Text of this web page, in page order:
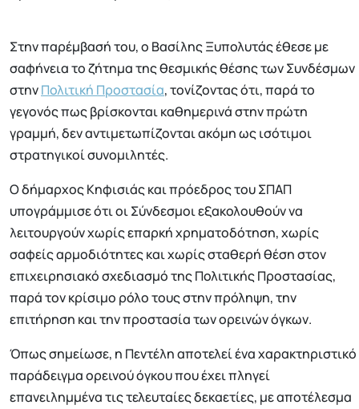
Στην παρέμβασή του, ο Βασίλης Ξυπολυτάς έθεσε με
σαφήνεια το ζήτημα της θεσμικής θέσης των Συνδέσμων
στηνΠολιτική Προστασία, τονίζοντας ότι, παρά το
γεγονός πως βρίσκονται καθημερινά στην πρώτη
γραμμή, δεν αντιμετωπίζονται ακόμη ως ισότιμοι
στρατηγικοί συνομιλητές.
Ο δήμαρχος Κηφισιάς και πρόεδρος του ΣΠΑΠ
υπογράμμισε ότι οι Σύνδεσμοι εξακολουθούν να
λειτουργούν χωρίς επαρκή χρηματοδότηση, χωρίς
σαφείς αρμοδιότητες και χωρίς σταθερή θέση στον
επιχειρησιακό σχεδιασμό της Πολιτικής Προστασίας,
παρά τον κρίσιμο ρόλο τους στην πρόληψη, την
επιτήρηση και την προστασία των ορεινών όγκων.
Όπως σημείωσε, η Πεντέλη αποτελεί ένα χαρακτηριστικό
παράδειγμα ορεινού όγκου που έχει πληγεί
επανειλημμένα τις τελευταίες δεκαετίες, με αποτέλεσμα